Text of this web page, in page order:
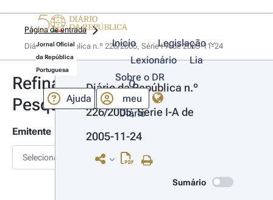
Jornal Oficial
da República
Portuguesa
Início
Legislação
Lexionário
Lia
Sobre o DR
Ajuda
O
meu
Diário
Página de entrada
Diário da República n.º 226/2005, Série I-A de 2005-11-24
Refinar
Pesquisa
Emitente
Selecionar
Diário da República n.º
226/2005, Série I-A de
2005-11-24
Sumário